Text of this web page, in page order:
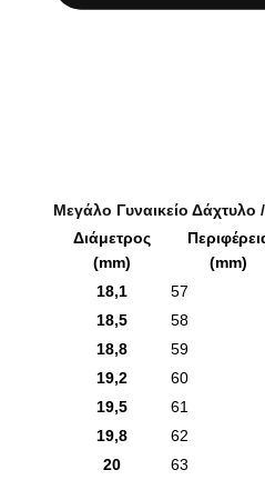
Μεγάλο Γυναικείο
Διάμετρος
(mm)
(mm)
18,1
57
18,5
58
18,8
59
19,2
60
19,5
61
19,8
62
20
63